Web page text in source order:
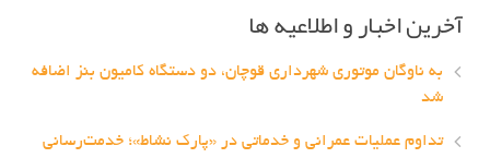
آخرین اخبار و اطلاعیه ها
به ناوگان موتوری شهرداری قوچان، دو دستگاه کامیون بنز اضافه
شد
تداوم عملیات عمرانی و خدماتی در «پارک نشاط»؛ خدمت‌رسانی